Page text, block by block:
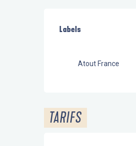
Offres de
Labels
Labels
Atout France
TARIFS